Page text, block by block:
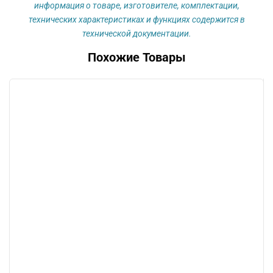
информация о товаре, изготовителе, комплектации,
технических характеристиках и функциях содержится в
технической документации.
Похожие Товары